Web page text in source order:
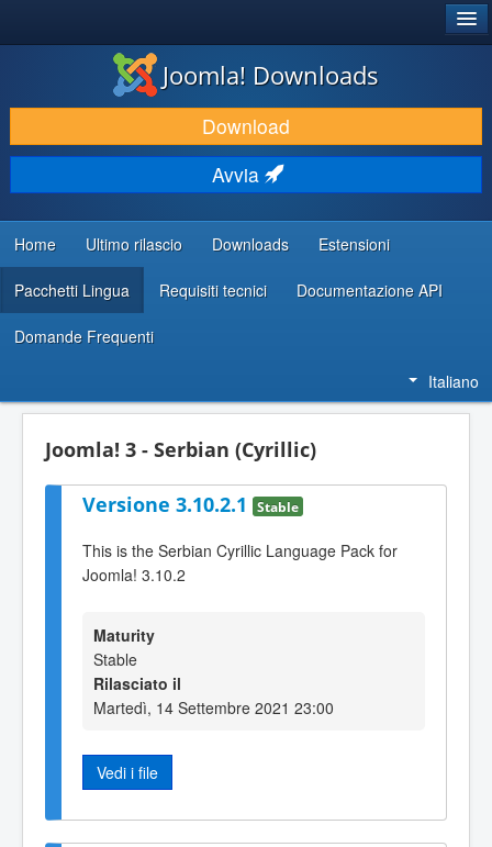
SCARICA & ESTENDI
SCOPRI & IMPARA
COMUNITÀ & SUPPORTO
RISORSE PER SVILUPPATORI
Joomla! Downloads
Download
Avvia
Home Ultimo rilascio Downloads Estensioni
Pacchetti Lingua Requisiti tecnici Documentazione API
Domande Frequenti
Italiano
Joomla! 3 - Serbian (Cyrillic)
Versione 3.10.2.1 Stable
This is the Serbian Cyrillic Language Pack for
Joomla! 3.10.2
Maturity
Stable
Rilasciato il
Martedì, 14 Settembre 2021 23:00
Vedi i file